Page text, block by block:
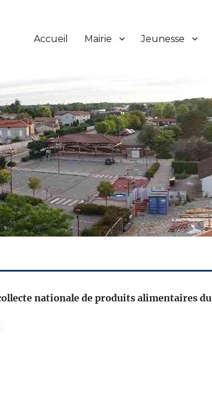
Accueil Mairie Jeunesse
nationale de produits alimentaires du